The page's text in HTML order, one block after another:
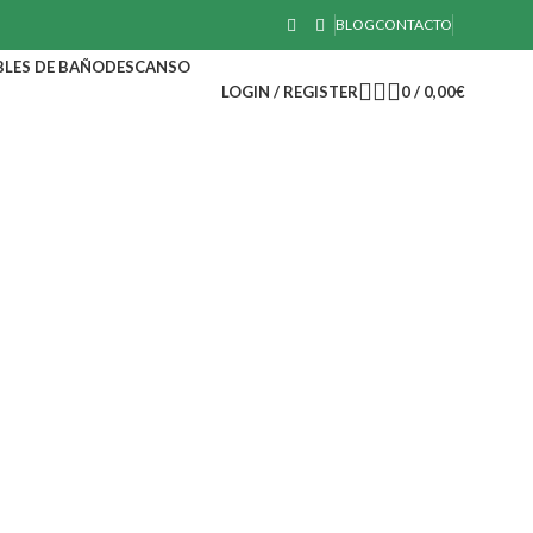
BLOGCONTACTO
DE BAÑODESCANSO
LOGIN / REGISTER 0/ 0,00€